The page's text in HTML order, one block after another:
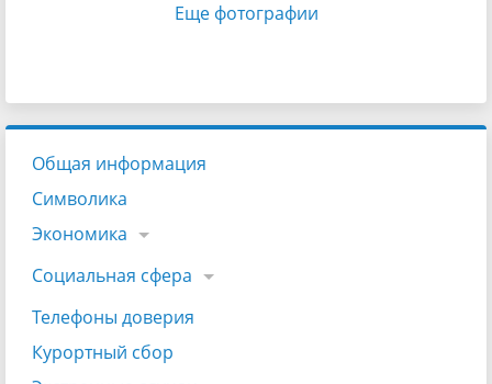
Еще фотографии
Общая информация
Символика
Экономика
Социальная сфера
Телефоны доверия
Курортный сбор